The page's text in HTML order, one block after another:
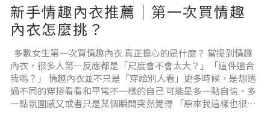
新手情趣內衣推薦｜第一次買情趣
內衣怎麼挑？
多數女生第一次買情趣內衣 真正擔心的是什麼？ 當提到情趣
內衣，很多人第一反應都是「尺度會不會太大？」「這件適合
我嗎？」 情趣內衣並不只是「穿給別人看」更多時候，是想透
過不同的穿搭看看和平常不一樣的自己 可能是多一點自信、多
一點氛圍感又或者只是某個瞬間突然覺得 「原來我這樣也很好